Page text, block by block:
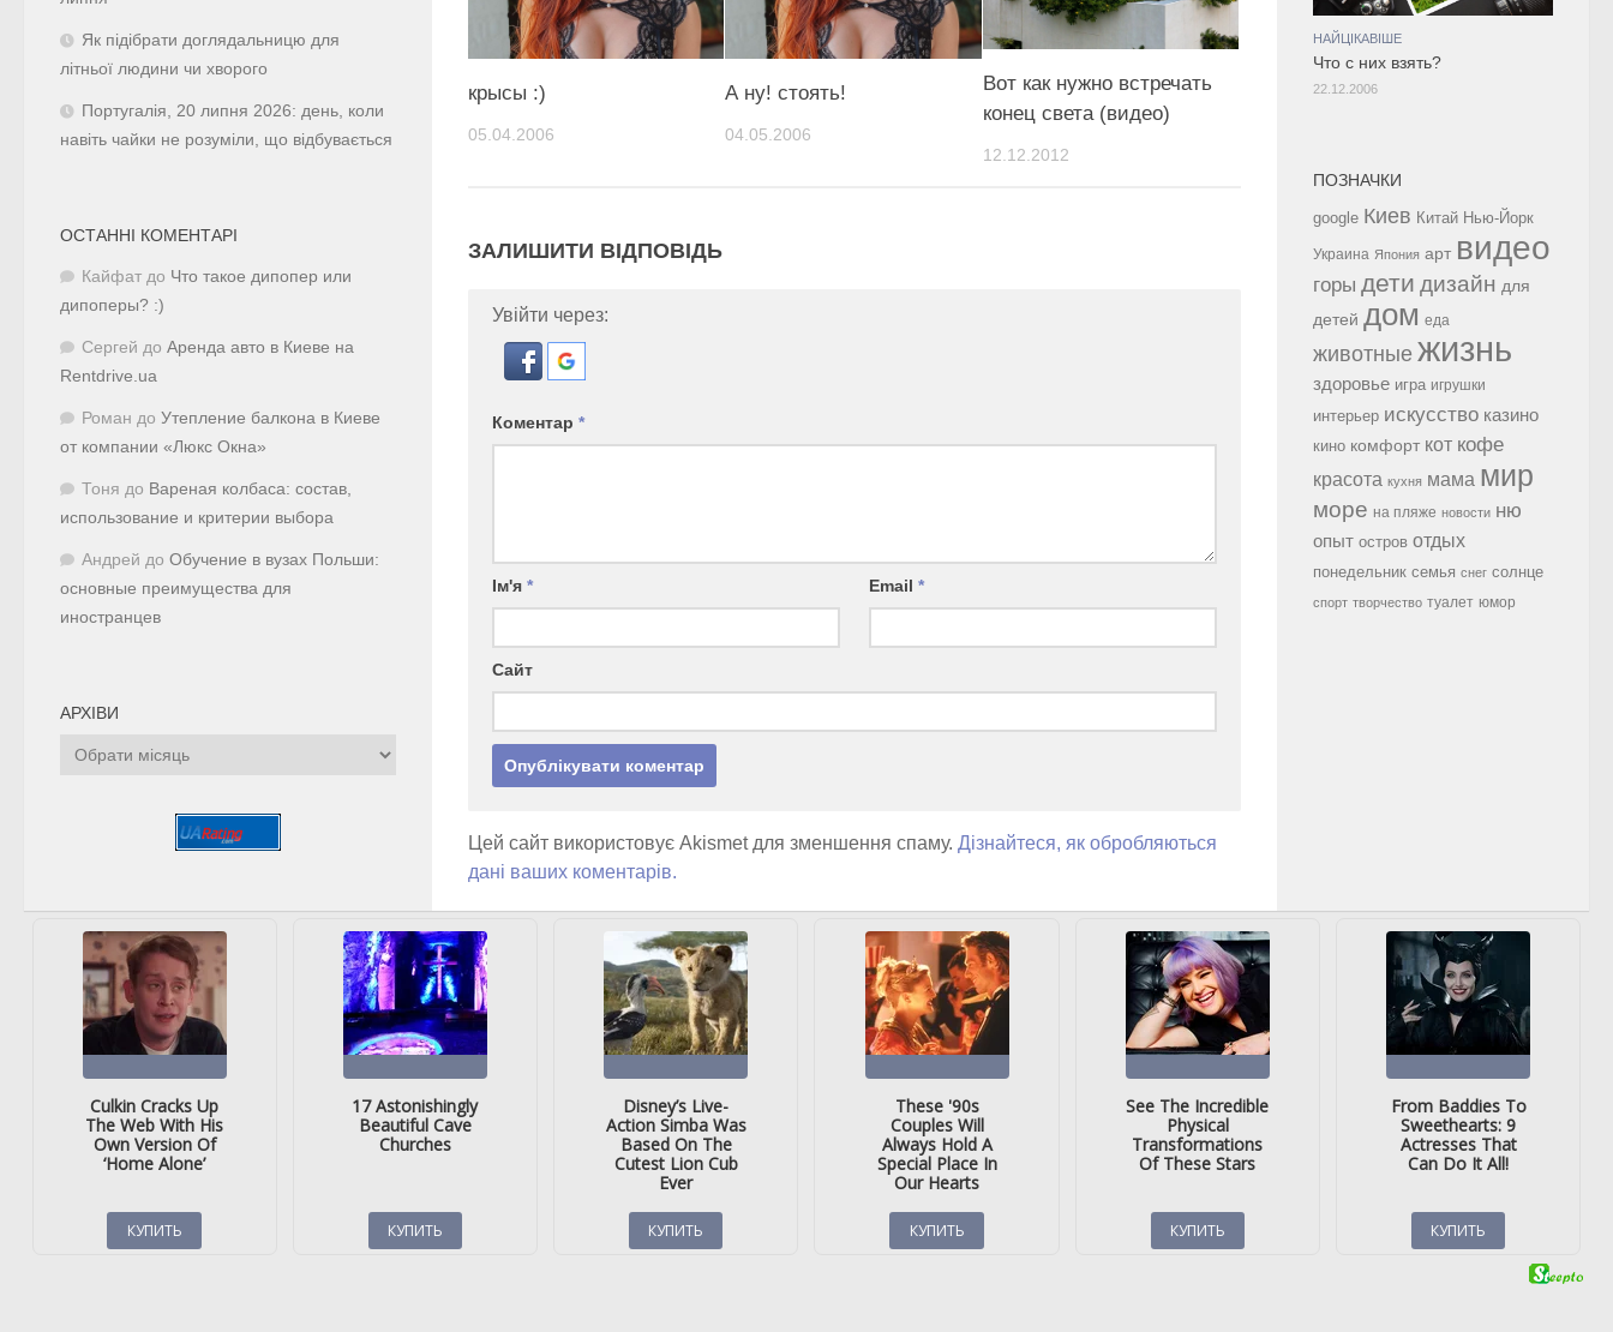
крысы :)
05.04.2006
А ну! стоять!
04.05.2006
Вот как нужно встречать
конец света (видео)
12.12.2012
ЗАЛИШИТИ ВІДПОВІДЬ
Увійти через:
Коментар *
Ім'я * Email*
Сайт
Цей сайт використовує Akismet для зменшення спаму. Дізнайтеся, як обробляються
дані ваших коментарів.
Як підібрати доглядальницю для
літньої людини чи хворого
Португалія, 20 липня 2026: день, коли
навіть чайки не розуміли, що відбувається
ОСТАННІ КОМЕНТАРІ
Кайфат до Что такое дипопер или
дипоперы? :)
Сергей до Аренда авто в Киеве на
Rentdrive.ua
Роман до Утепление балкона в Киеве
от компании «Люкс Окна»
Тоня до Вареная колбаса: состав,
использование и критерии выбора
Андрей до Обучение в вузах Польши:
основные преимущества для
иностранцев
АРХІВИ
Архіви
НАЙЦІКАВІШЕ
Что с них взять?
22.12.2006
ПОЗНАЧКИ
google Киев Китай Нью-Йорк
Украина Япония арт видео
горы дети дизайн для
детей дом еда
животные жизнь
здоровье игра игрушки
интерьер искусство казино
кино комфорт кот кофе
красота кухня мама мир
море на пляже новости ню
опыт остров отдых
понедельник семья снег солнце
спорт творчество туалет юмор